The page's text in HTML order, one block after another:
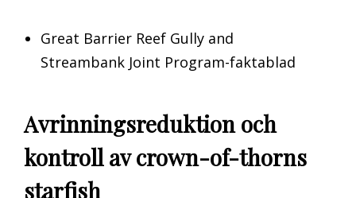
Great Barrier Reef Gully and
Streambank Joint Program-faktablad
Avrinningsreduktion och
kontroll av crown-of-thorns
starfish